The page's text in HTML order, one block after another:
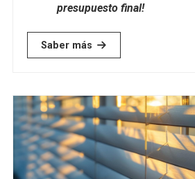
presupuesto final!
Saber más